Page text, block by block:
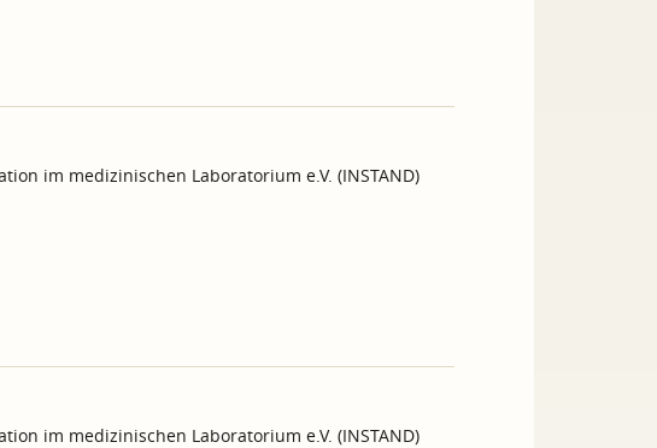
im medizinischen Laboratorium e.V. (INSTAND)
im medizinischen Laboratorium e.V. (INSTAND)